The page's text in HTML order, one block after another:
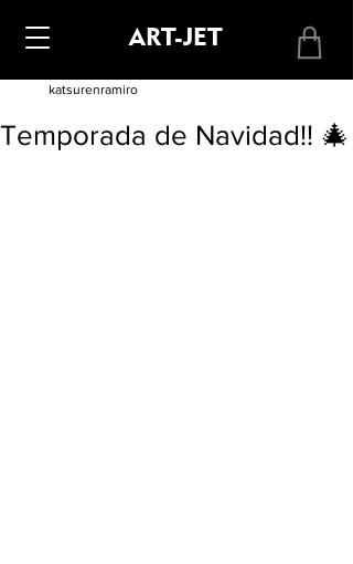
ART-JET
Temporada de Navidad!! 🎄
katsurenramiro